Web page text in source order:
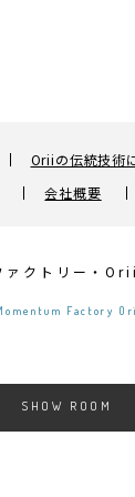
Oriiの伝統技術
会社概要
ァクトリー・Orii
Factory
SHOW ROOM